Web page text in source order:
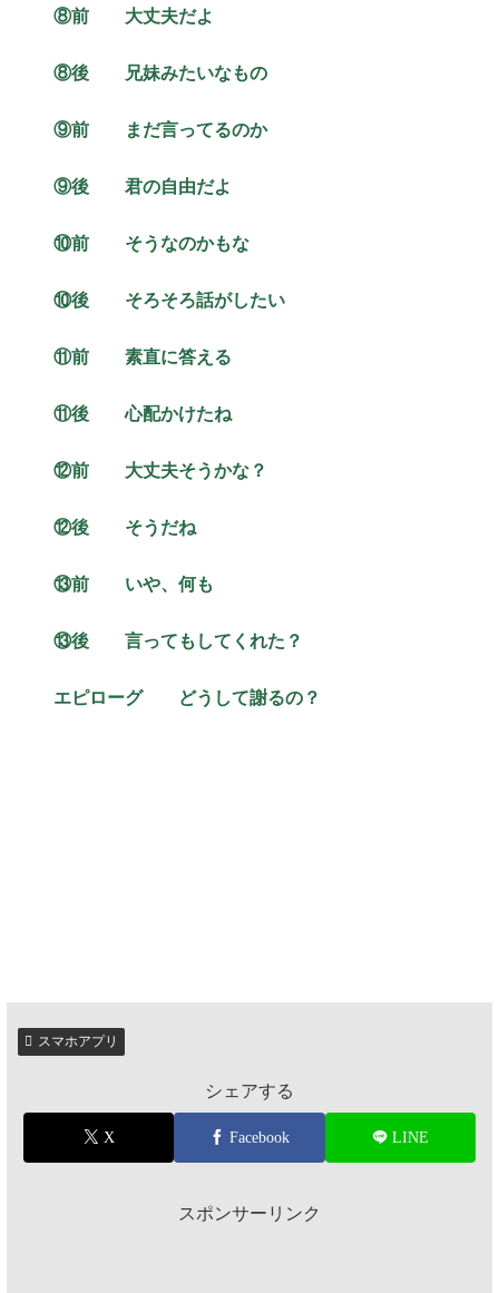
⑧前 大丈夫だよ
⑧後 兄妹みたいなもの
⑨前 まだ言ってるのか
⑨後 君の自由だよ
⑩前 そうなのかもな
⑩後 そろそろ話がしたい
⑪前 素直に答える
⑪後 心配かけたね
⑫前 大丈夫そうかな？
⑫後 そうだね
⑬前 いや、何も
⑬後 言ってもしてくれた？
エピローグ どうして謝るの？
スマホアプリ
シェアする
X Facebook LINE
スポンサーリンク